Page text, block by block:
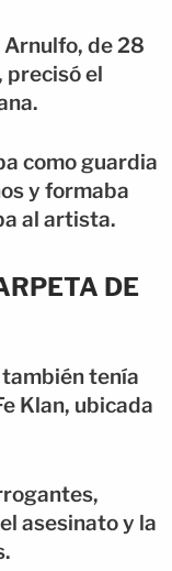
de 28
precisó el
como guardia
y formaba
al artista.
DE
tenía
Klan, ubicada
asesinato y la